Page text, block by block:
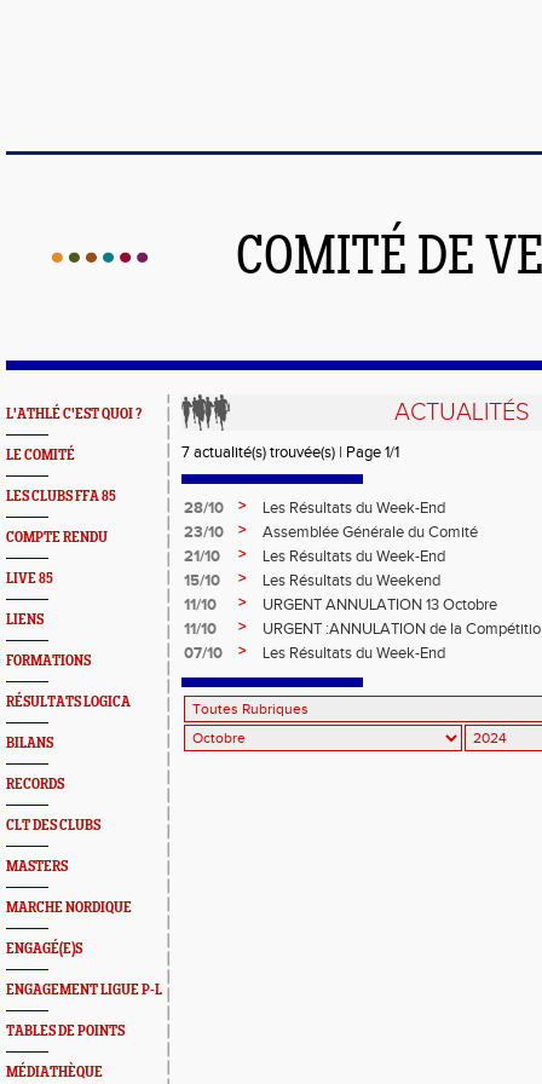
COMITÉ DE
L'ATHLÉ C'EST QUOI ?
LE COMITÉ
LES CLUBS FFA 85
COMPTE RENDU
LIVE 85
LIENS
FORMATIONS
RÉSULTATS LOGICA
BILANS
RECORDS
CLT DES CLUBS
MASTERS
MARCHE NORDIQUE
ENGAGÉ(E)S
ENGAGEMENT LIGUE P-L
TABLES DE POINTS
MÉDIATHÈQUE
ACTUALITÉS
7 actualité(s) trouvée(s) | Page 1/1
28/10 >
Les Résultats du Week-End
23/10
>
Assemblée Générale du Comité
21/10
>
Les Résultats du Week-End
15/10
>
Les Résultats du Weekend
11/10
>
URGENT ANNULATION 13 Octobre
11/10
>
URGENT :ANNULATION de la
07/10
> Les Résultats du Week-End